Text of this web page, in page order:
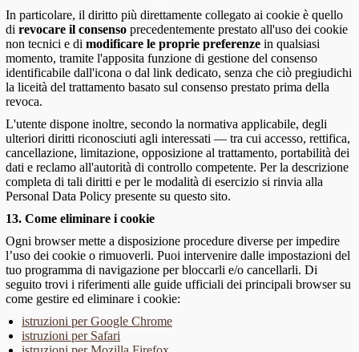
In particolare, il diritto più direttamente collegato ai cookie è quello
di revocare il consenso precedentemente prestato all'uso dei cookie
non tecnici e di modificare le proprie preferenze in qualsiasi
momento, tramite l'apposita funzione di gestione del consenso
identificabile dall'icona o dal link dedicato, senza che ciò pregiudichi
la liceità del trattamento basato sul consenso prestato prima della
revoca.
L'utente dispone inoltre, secondo la normativa applicabile, degli
ulteriori diritti riconosciuti agli interessati — tra cui accesso, rettifica,
cancellazione, limitazione, opposizione al trattamento, portabilità dei
dati e reclamo all'autorità di controllo competente. Per la descrizione
completa di tali diritti e per le modalità di esercizio si rinvia alla
Personal Data Policy presente su questo sito.
13. Come eliminare i cookie
Ogni browser mette a disposizione procedure diverse per impedire
l’uso dei cookie o rimuoverli. Puoi intervenire dalle impostazioni del
tuo programma di navigazione per bloccarli e/o cancellarli. Di
seguito trovi i riferimenti alle guide ufficiali dei principali browser su
come gestire ed eliminare i cookie:
istruzioni per Google Chrome
istruzioni per Safari